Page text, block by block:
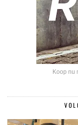
Koop nu